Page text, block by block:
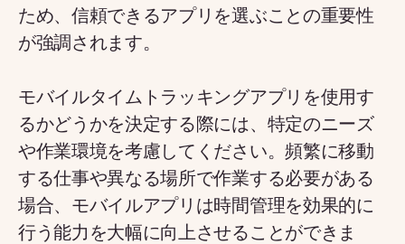
ため、信頼できるアプリを選ぶことの重要性
が強調されます。
モバイルタイムトラッキングアプリを使用す
るかどうかを決定する際には、特定のニーズ
や作業環境を考慮してください。頻繁に移動
する仕事や異なる場所で作業する必要がある
場合、モバイルアプリは時間管理を効果的に
行う能力を大幅に向上させることができま